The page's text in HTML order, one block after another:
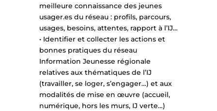
meilleure connaissance des jeunes
usager.es du réseau : profils, parcours,
usages, besoins, attentes, rapport à l’IJ…
• Identifier et collecter les actions et
bonnes pratiques du réseau
Information Jeunesse régionale
relatives aux thématiques de l’IJ
(travailler, se loger, s’engager…) et aux
modalités de mise en œuvre (accueil,
numérique, hors les murs, IJ verte…)